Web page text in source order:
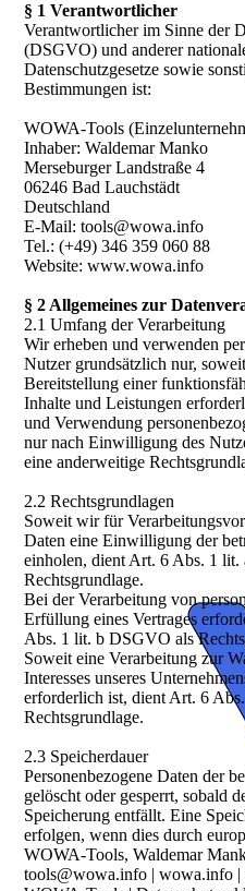
§ 1 Verantwortlicher
Verantwortlicher im Sinne der
(DSGVO) und anderer
Datenschutzgesetze sowie
Bestimmungen ist:
WOWA-Tools
Inhaber: Waldemar Manko
Merseburger Landstraße 4
06246 Bad Lauchstädt
Deutschland
E-Mail: tools@wowa.info
Tel.: (+49) 346 359 060 88
Website: www.wowa.info
§ 2 Allgemeines zur
2.1 Umfang der Verarbeitung
Wir erheben und verwenden
Nutzer grundsätzlich nur,
Bereitstellung einer
Inhalte und Leistungen
und Verwendung
nur nach Einwilligung des
eine anderweitige
2.2 Rechtsgrundlagen
Soweit wir für
Daten eine Einwilligung der
einholen, dient Art. 6 Abs. 1
Rechtsgrundlage.
Bei der Verarbeitung von
Erfüllung eines Vertrages
Abs. 1 lit. b DSGVO als
Soweit eine Verarbeitung zur
Interesses unseres
erforderlich ist, dient Art. 6
Rechtsgrundlage.
2.3 Speicherdauer
Personenbezogene Daten der
gelöscht oder gesperrt, sobald
Speicherung entfällt. Eine
erfolgen, wenn dies durch
WOWA-Tools, Waldemar
tools@wowa.info | wowa.info |